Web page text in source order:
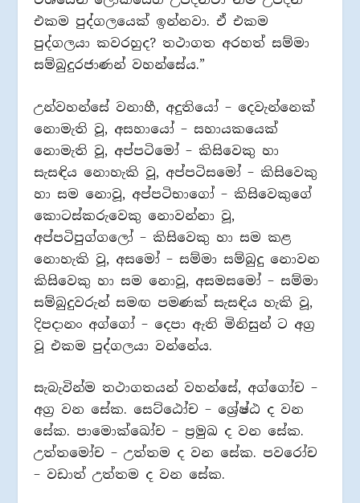
එකම පුද්ගලයෙක් ඉන්නවා. ඒ එකම
පුද්ගලයා කවරහුද? තථාගත අරහත් සම්මා
සම්බුදුරජාණන් වහන්සේය.”
උන්වහන්සේ වනාහී, අදුතියෝ – දෙවැන්නෙක්
නොමැති වූ, අසහායෝ – සහායකයෙක්
නොමැති වූ, අප්පටිමෝ – කිසිවෙකු හා
සැසඳිය නොහැකි වූ, අප්පටිසමෝ – කිසිවෙකු
හා සම නොවූ, අප්පටිභාගෝ – කිසිවෙකුගේ
කොටස්කරුවෙකු නොවන්නා වූ,
අප්පටිපුග්ගලෝ – කිසිවෙකු හා සම කළ
නොහැකි වූ, අසමෝ – සම්මා සම්බුදු නොවන
කිසිවෙකු හා සම නොවූ, අසමසමෝ – සම්මා
සම්බුදුවරුන් සමඟ පමණක් සැසඳිය හැකි වූ,
දිපදානං අග්ගෝ – දෙපා ඇති මිනිසුන් ට අග්‍ර
වූ එකම පුද්ගලයා වන්නේය.
සැබැවින්ම තථාගතයන් වහන්සේ, අග්ගෝච –
අග්‍ර වන සේක. සෙට්ඨෝච – ශ්‍රේෂ්ඨ ද වන
සේක. පාමොක්ඛෝච – ප්‍රමුඛ ද වන සේක.
උත්තමෝච – උත්තම ද වන සේක. පවරෝච
– වඩාත් උත්තම ද වන සේක.